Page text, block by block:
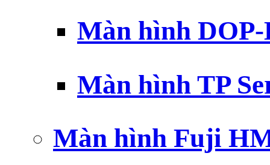
Màn hình DOP-
Màn hình TP
Màn hình Fuji